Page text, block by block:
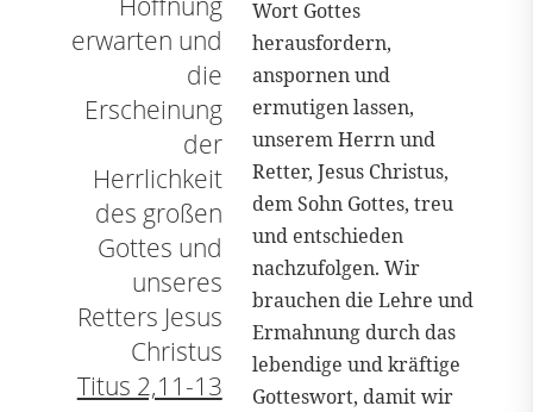
erwarten und
die
Erscheinung
der
Herrlichkeit
des großen
Gottes und
unseres
Retters Jesus
Christus
Titus 2,11-13
Wort Gottes
herausfordern,
anspornen und
ermutigen lassen,
unserem Herrn und
Retter, Jesus Christus,
dem Sohn Gottes, treu
und entschieden
nachzufolgen. Wir
brauchen die Lehre und
Ermahnung durch das
lebendige und kräftige
Gotteswort, damit wir